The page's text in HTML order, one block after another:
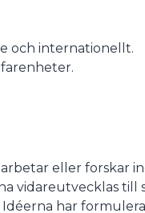
och internationellt.
eller forskar
vidareutvecklas till
har